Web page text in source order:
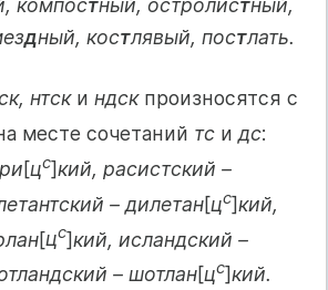
дный, костлявый, постлать.
нтск и ндск произносятся с
месте сочетаний тс и дс:
[цс]кий, расистский –
– дилетан[цс]кий,
[цс]кий, исландский –
– шотлан[цс]кий.